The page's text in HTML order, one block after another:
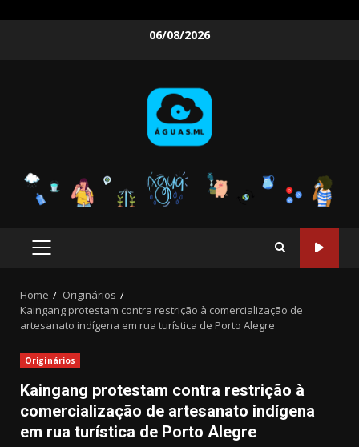
06/08/2026
PRIMARY
Home
Originários
Kaingang protestam contra restrição à comercialização de
artesanato indígena em rua turística de Porto Alegre
Originários
Kaingang protestam contra restrição à
comercialização de artesanato indígena
em rua turística de Porto Alegre